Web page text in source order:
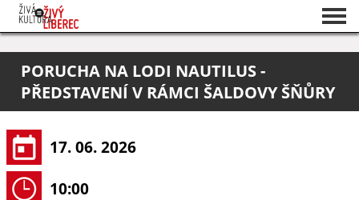
O projektu
Pořadatelé
PORUCHA NA LODI NAUTILUS -
PŘEDSTAVENÍ V RÁMCI ŠALDOVY ŠŇŮRY
17. 06. 2026
10:00